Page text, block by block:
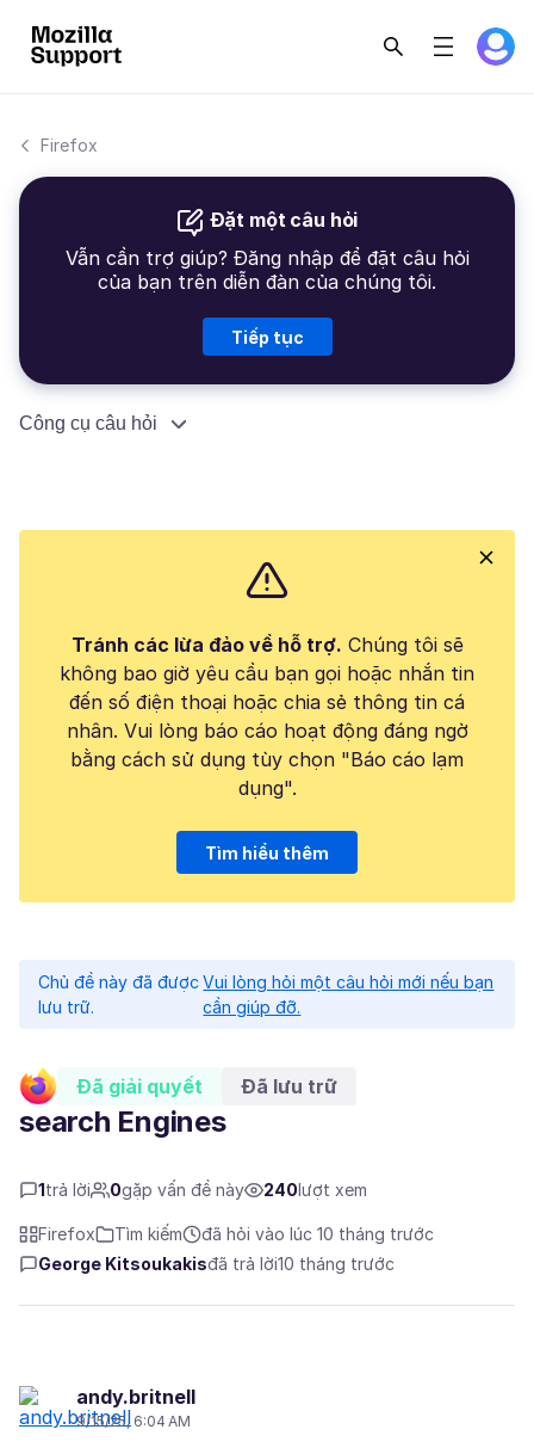
Firefox
Đặt một câu hỏi
Vẫn cần trợ giúp? Đăng nhập để đặt câu hỏi
của bạn trên diễn đàn của chúng tôi.
Tiếp tục
Công cụ câu hỏi
Tránh các lừa đảo về hỗ trợ. Chúng tôi sẽ
không bao giờ yêu cầu bạn gọi hoặc nhắn tin
đến số điện thoại hoặc chia sẻ thông tin cá
nhân. Vui lòng báo cáo hoạt động đáng ngờ
bằng cách sử dụng tùy chọn "Báo cáo lạm
dụng".
Tìm hiểu thêm
Chủ đề này đã được
lưu trữ.
Vui lòng hỏi một câu hỏi mới nếu bạn
cần giúp đỡ.
Đã giải quyết Đã lưu trữ
search Engines
1trả lời 0gặp vấn đề này 240lượt xem
Firefox Tìm kiếm
đã hỏi vào lúc 10 tháng trước
George Kitsoukakisđã trả lời10 tháng trước
andy.britnell
9/15/25, 6:04 AM